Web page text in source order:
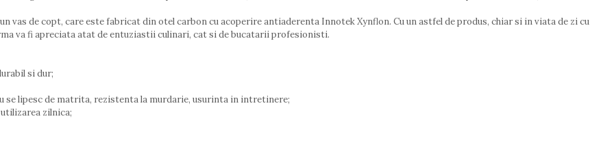
vas de copt, care este fabricat din otel carbon cu acoperire antiaderenta Innotek Xynflon. Cu un astfel de produs, chiar si in viata de zi cu
va fi apreciata atat de entuziastii culinari, cat si de bucatarii profesionisti.
si dur;
se lipesc de matrita, rezistenta la murdarie, usurinta in intretinere;
zilnica;